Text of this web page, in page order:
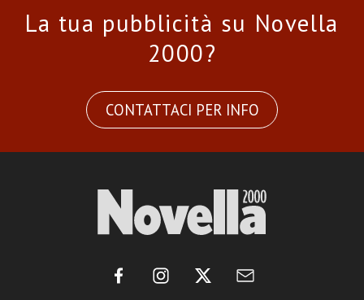
La tua pubblicità su Novella
2000?
CONTATTACI PER INFO